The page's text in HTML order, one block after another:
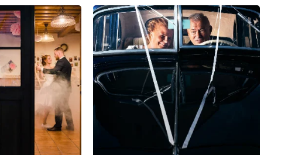
0 0 0 0